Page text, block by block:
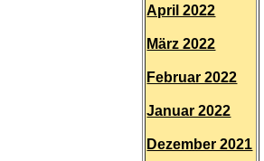
April 2022
März 2022
Februar 2022
Januar 2022
Dezember 2021